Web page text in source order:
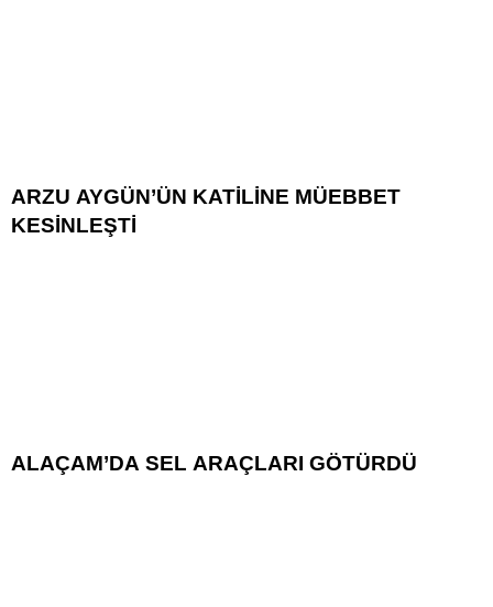
ARZU AYGÜN’ÜN KATİLİNE MÜEBBET
KESİNLEŞTİ
ALAÇAM’DA SEL ARAÇLARI GÖTÜRDÜ